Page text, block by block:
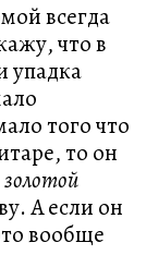
всегда
что в
упадка
того что
то он
А если он
вообще